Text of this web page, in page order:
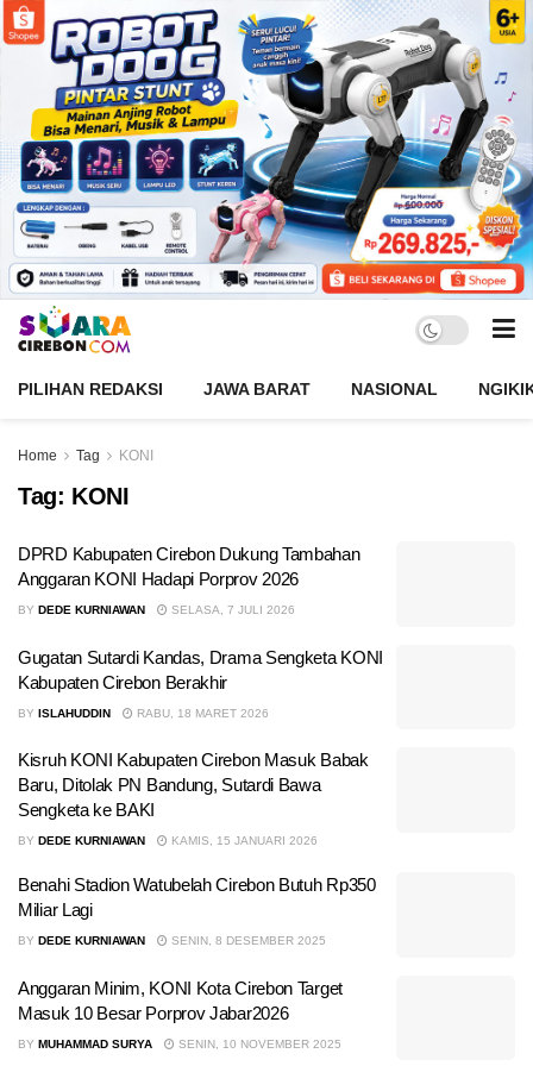
PILIHAN REDAKSI JAWA BARAT NASIONAL
Home Tag KONI
Tag: KONI
DPRD Kabupaten Cirebon Dukung Tambahan
Anggaran KONI Hadapi Porprov 2026
BY DEDE KURNIAWAN SELASA, 7 JULI 2026
Gugatan Sutardi Kandas, Drama Sengketa KONI
Kabupaten Cirebon Berakhir
BY ISLAHUDDIN RABU, 18 MARET 2026
Kisruh KONI Kabupaten Cirebon Masuk Babak
Baru, Ditolak PN Bandung, Sutardi Bawa
Sengketa ke BAKI
BY DEDE KURNIAWAN KAMIS, 15 JANUARI 2026
Benahi Stadion Watubelah Cirebon Butuh Rp350
Miliar Lagi
BY DEDE KURNIAWAN SENIN, 8 DESEMBER 2025
Anggaran Minim, KONI Kota Cirebon Target
Masuk 10 Besar Porprov Jabar2026
BY MUHAMMAD SURYA SENIN, 10 NOVEMBER 2025